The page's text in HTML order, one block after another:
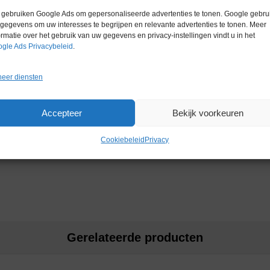
gebruiken Google Ads om gepersonaliseerde advertenties te tonen. Google
om uw interesses te begrijpen en relevante advertenties te tonen. Meer
over het gebruik van uw gegevens en privacy-instellingen vindt u in het
Ads Privacybeleid
diensten
Accepteer Bekijk voorkeuren
Cookiebeleid Privacy
voeren. Het biedt ook een veilig
afval die doorgaans in
tegen blootstelling aan
beschikt bovendien over
filter om de vacuümbron
Gerelateerde producten